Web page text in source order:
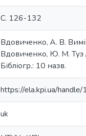
С. 126-132
Вдовиченко, А. В.
Вдовиченко, Ю. М. Туз
Бібліогр.: 10 назв.
https://ela.kpi.ua/
uk